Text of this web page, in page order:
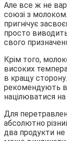
Але все ж не
союзі з
пригнічує
просто
свого
Крім того,
високих
в кращу сторону.
рекомендують
націлюватися на
Для
абсолютно
два продукти